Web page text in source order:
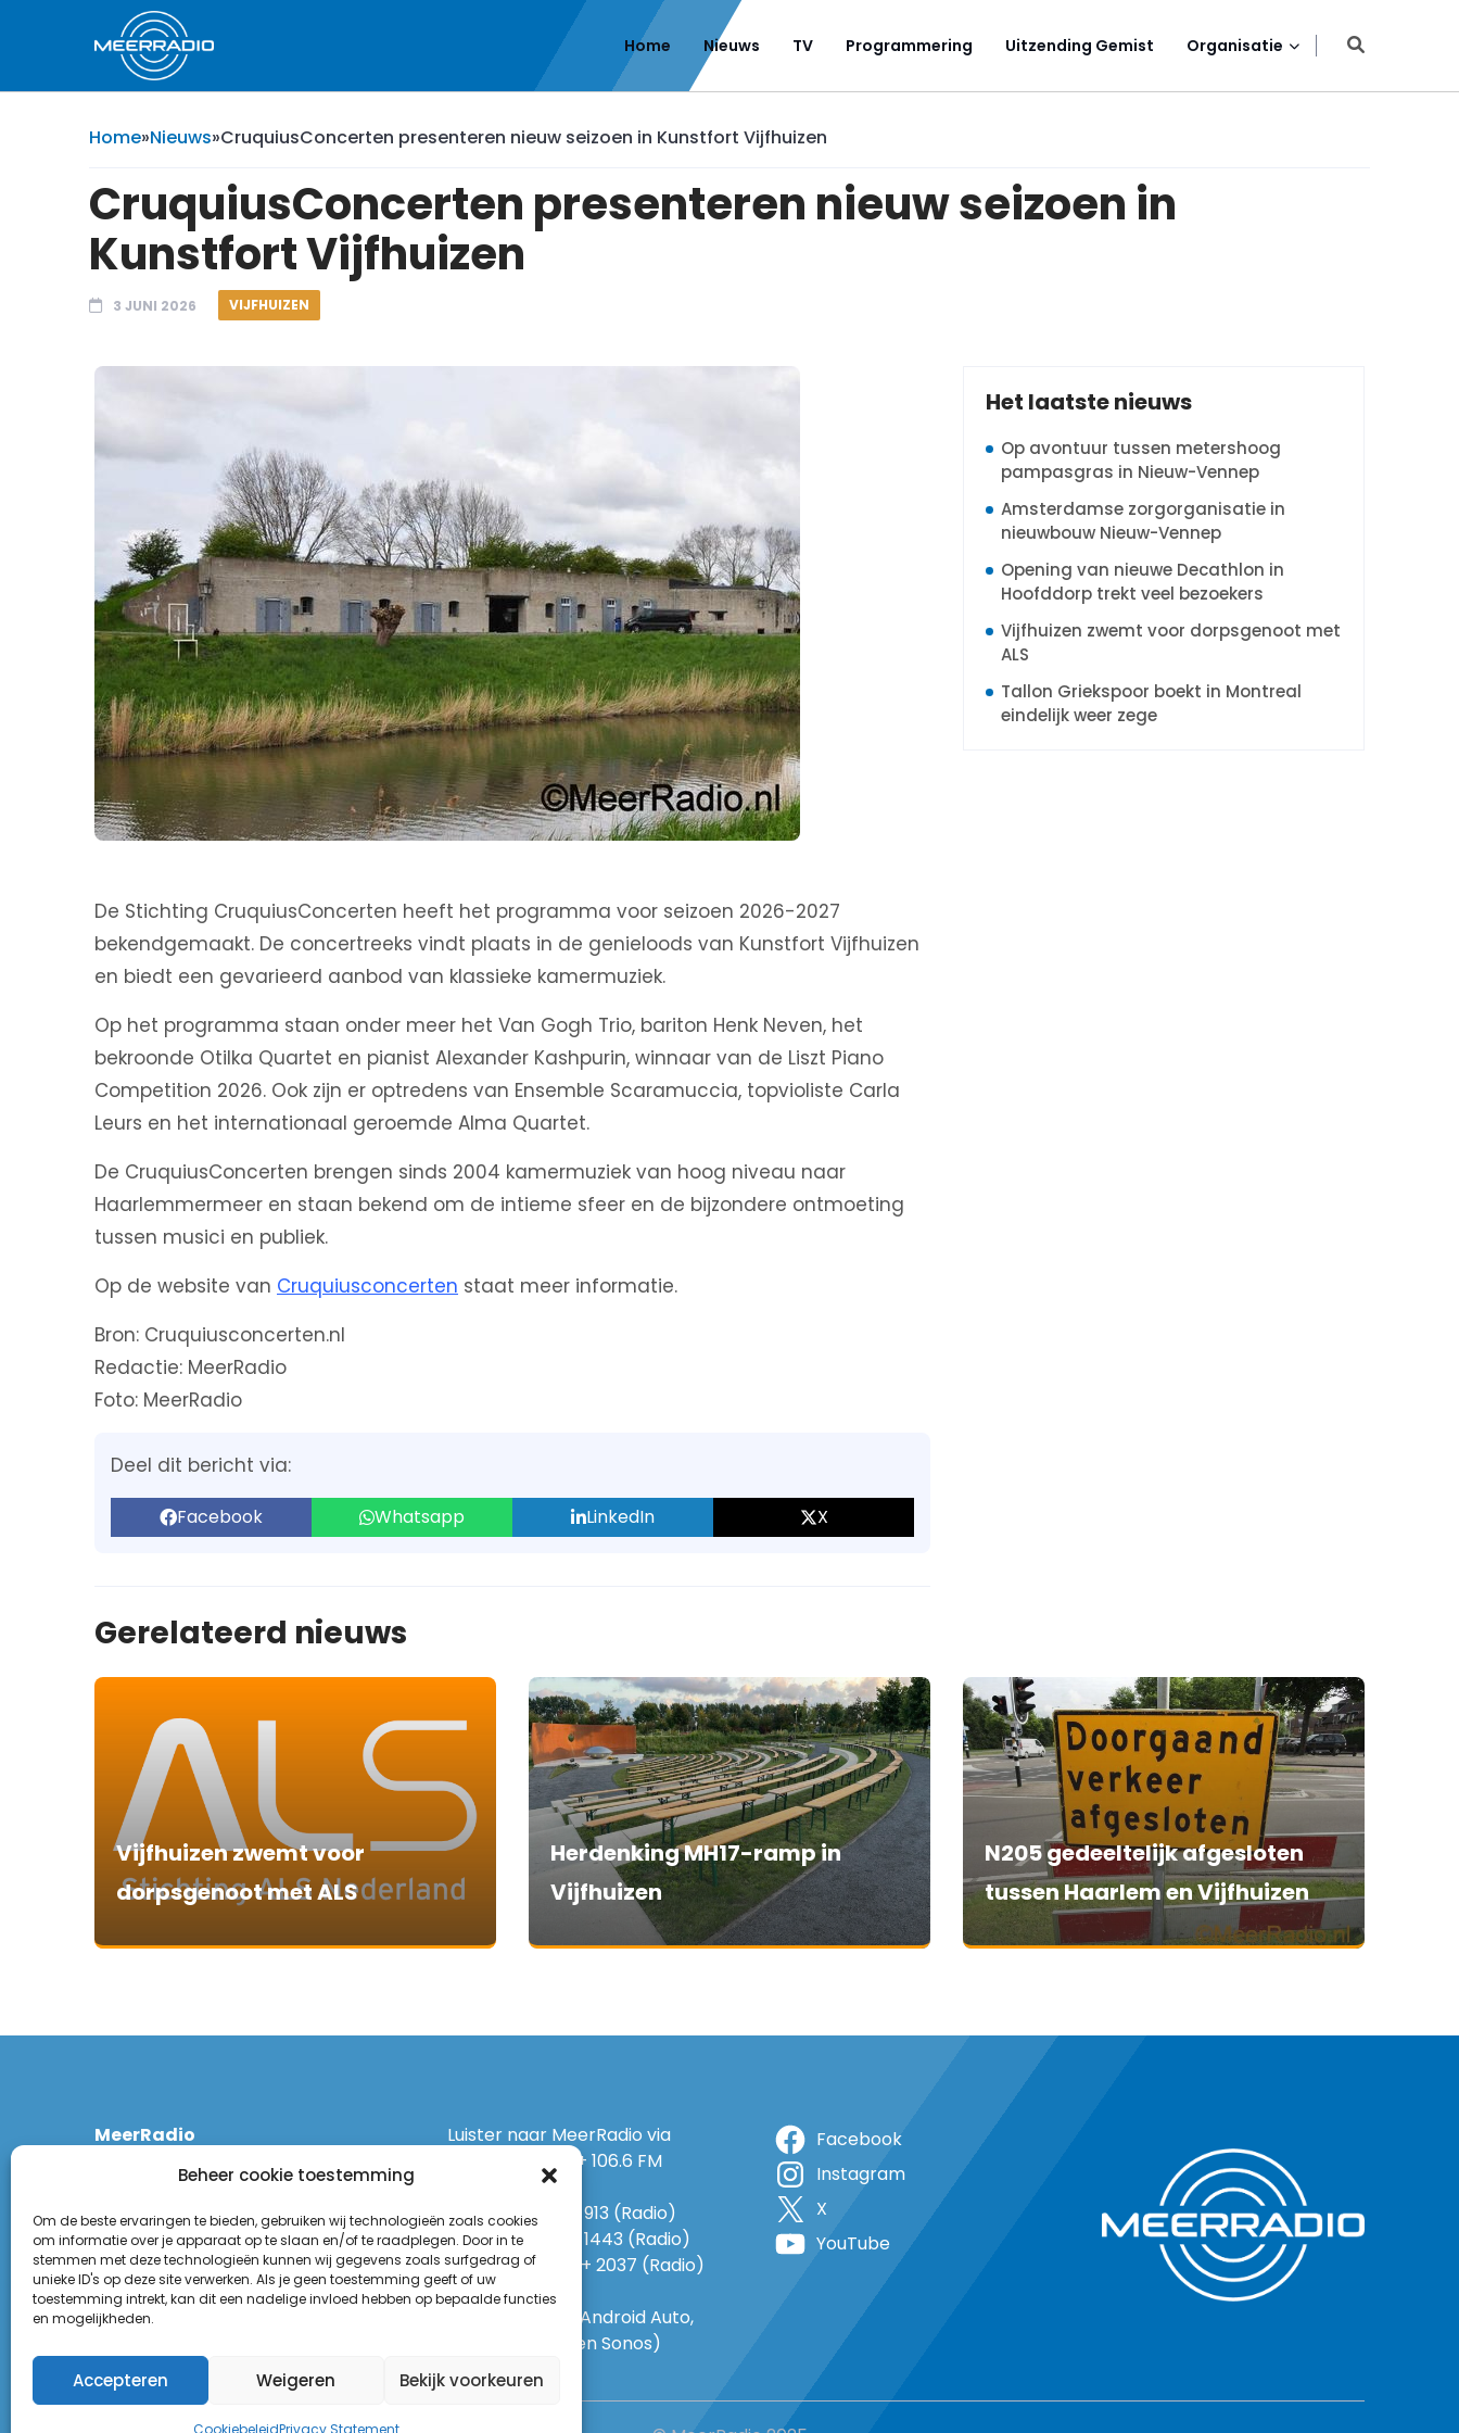
Beheer cookie toestemming
Om de beste ervaringen te bieden, gebruiken wij technologieën zoals cookies
om informatie over je apparaat op te slaan en/of te raadplegen. Door in te
stemmen met deze technologieën kunnen wij gegevens zoals surfgedrag of
unieke ID's op deze site verwerken. Als je geen toestemming geeft of uw
toestemming intrekt, kan dit een nadelige invloed hebben op bepaalde functies
en mogelijkheden.
Accepteren Weigeren Bekijk voorkeuren
CookiebeleidPrivacy Statement
Home Nieuws TV Programmering Uitzending Gemist Organisatie
Home»Nieuws»CruquiusConcerten presenteren nieuw seizoen in Kunstfort Vijfhuizen
CruquiusConcerten presenteren nieuw seizoen in
Kunstfort Vijfhuizen
3 JUNI 2026 VIJFHUIZEN
De Stichting CruquiusConcerten heeft het programma voor seizoen 2026-2027
bekendgemaakt. De concertreeks vindt plaats in de genieloods van Kunstfort Vijfhuizen
en biedt een gevarieerd aanbod van klassieke kamermuziek.
Op het programma staan onder meer het Van Gogh Trio, bariton Henk Neven, het
bekroonde Otilka Quartet en pianist Alexander Kashpurin, winnaar van de Liszt Piano
Competition 2026. Ook zijn er optredens van Ensemble Scaramuccia, topvioliste Carla
Leurs en het internationaal geroemde Alma Quartet.
De CruquiusConcerten brengen sinds 2004 kamermuziek van hoog niveau naar
Haarlemmermeer en staan bekend om de intieme sfeer en de bijzondere ontmoeting
tussen musici en publiek.
Op de website van Cruquiusconcerten staat meer informatie.
Bron: Cruquiusconcerten.nl
Redactie: MeerRadio
Foto: MeerRadio
Deel dit bericht via:
Facebook Whatsapp LinkedIn X
Het laatste nieuws
Op avontuur tussen metershoog
pampasgras in Nieuw-Vennep
Amsterdamse zorgorganisatie in
nieuwbouw Nieuw-Vennep
Opening van nieuwe Decathlon in
Hoofddorp trekt veel bezoekers
Vijfhuizen zwemt voor dorpsgenoot met
ALS
Tallon Griekspoor boekt in Montreal
eindelijk weer zege
Gerelateerd nieuws
Vijfhuizen zwemt voor
dorpsgenoot met ALS
Herdenking MH17-ramp in
Vijfhuizen
N205 gedeeltelijk afgesloten
tussen Haarlem en Vijfhuizen
MeerRadio
2131 CT Hoofddorp
(023) 55 55 900
Disclaimer
Privacy Statement
Luister naar MeerRadio via
Ether: 105.5 FM + 106.6 FM
DAB+ op 5A
Ziggo: 38 (TV) + 913 (Radio)
KPN: 1143 (TV) + 1443 (Radio)
Odido 735 (TV) + 2037 (Radio)
Tune-In
(Google Home, Android Auto,
Apple Carplay en Sonos)
Facebook
Instagram
X
YouTube